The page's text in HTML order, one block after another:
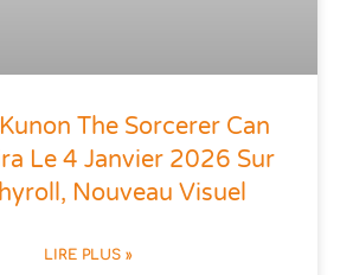
The Sorcerer Can
Le 4 Janvier 2026 Sur
Nouveau Visuel
LIRE PLUS »